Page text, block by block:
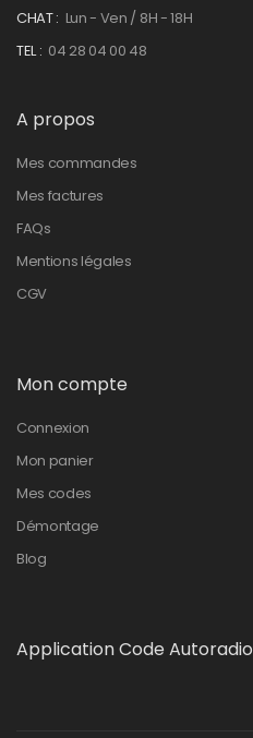
CHAT : Lun - Ven / 8H - 18H
TEL : 04 28 04 00 48
A propos
Mes commandes
Mes factures
FAQs
Mentions légales
CGV
Mon compte
Connexion
Mon panier
Mes codes
Démontage
Blog
Application Code Autoradio